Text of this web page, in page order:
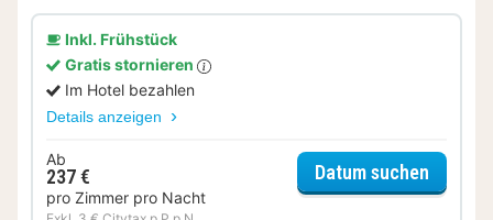
Inkl. Frühstück
Gratis stornieren
Im Hotel bezahlen
Details anzeigen
Ab
237 €
pro Zimmer pro Nacht
Datum suchen